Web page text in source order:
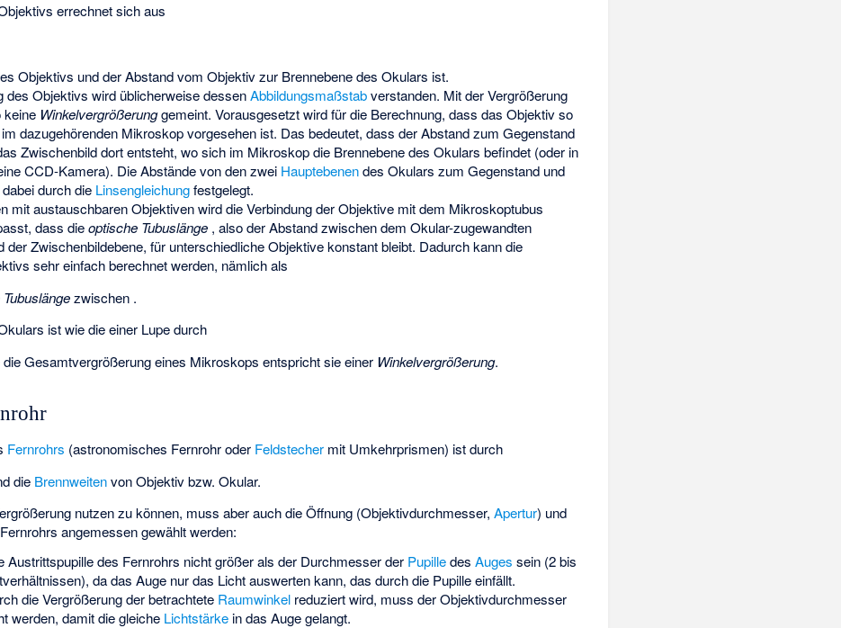
errechnet sich aus
Objektivs undder Abstand vom Objektiv zur Brennebene des Okulars ist.
des Objektivs wird üblicherweise dessenAbbildungsmaßstabverstanden. Mit der Vergrößerung
keine Winkelvergrößerunggemeint. Vorausgesetzt wird für die Berechnung, dass das Objektiv so
dazugehörenden Mikroskop vorgesehen ist. Das bedeutet, dass der Abstand zum Gegenstand
Zwischenbild dort entsteht, wo sich im Mikroskop die Brennebene des Okulars befindet (oder in
CCD-Kamera). Die Abstände von den zwei Hauptebenendes Okulars zum Gegenstand und
durch die Linsengleichungfestgelegt.
mit austauschbaren Objektiven wird die Verbindung der Objektive mit dem Mikroskoptubus
dass dieoptische Tubuslänge , also der Abstand zwischen dem Okular-zugewandten
der Zwischenbildebene, für unterschiedliche Objektive konstant bleibt. Dadurch kann die
sehr einfach berechnet werden, nämlich als
zwischen .
ist wie die einer Lupe durch
Gesamtvergrößerung eines Mikroskops entspricht sie einer Winkelvergrößerung.
Fernrohrs (astronomisches Fernrohr oder Feldstecher mit Umkehrprismen) ist durch
die Brennweitenvon Objektiv bzw. Okular.
nutzen zu können, muss aber auch die Öffnung (Objektivdurchmesser,Apertur) und
angemessen gewählt werden:
Austrittspupille des Fernrohrs nicht größer als der Durchmesser der Pupilledes Auges sein (2 bis
da das Auge nur das Licht auswerten kann, das durch die Pupille einfällt.
die Vergrößerung der betrachtete Raumwinkelreduziert wird, muss der Objektivdurchmesser
werden, damit die gleiche Lichtstärkein das Auge gelangt.